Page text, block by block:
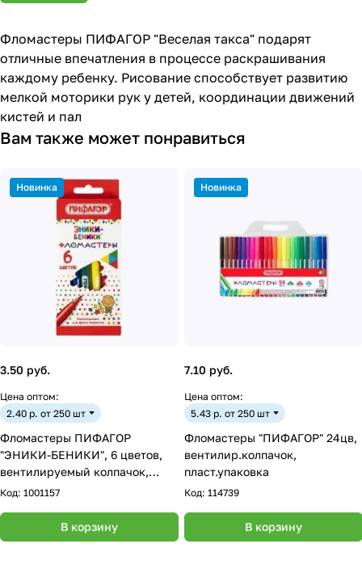
Фломастеры ПИФАГОР "Веселая такса" подарят
отличные впечатления в процессе раскрашивания
каждому ребенку. Рисование способствует развитию
мелкой моторики рук у детей, координации движений
кистей и пал
Вам также может понравиться
Новинка
3.50 руб.
Цена оптом:
2.40 р. от 250 шт
Фломастеры ПИФАГОР
"ЭНИКИ-БЕНИКИ", 6 цветов,
вентилируемый колпачок,
151400
Код: 1001157
В корзину
Новинка
7.10 руб.
Цена оптом:
5.43 р. от 250 шт
Фломастеры "ПИФАГОР" 24цв,
вентилир.колпачок,
пласт.упаковка
Код: 114739
В корзину